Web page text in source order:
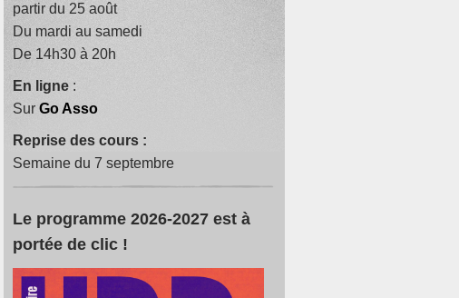
partir du 25 août
Du mardi au samedi
De 14h30 à 20h
En ligne :
Sur Go Asso
Reprise des cours :
Semaine du 7 septembre
Le programme 2026-2027 est à
portée de clic !